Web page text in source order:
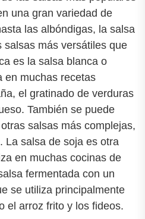
una gran variedad de
las albóndigas, la salsa
salsas más versátiles que
es la salsa blanca o
en muchas recetas
el gratinado de verduras
También se puede
salsas más complejas,
La salsa de soja es otra
en muchas cocinas de
fermentada con un
se utiliza principalmente
el arroz frito y los fideos.